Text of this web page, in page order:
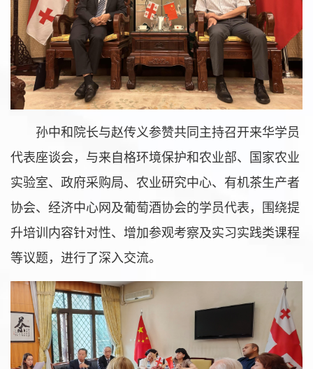
孙中和院长与赵传义参赞共同主持召开来华学员
代表座谈会，与来自格环境保护和农业部、国家农业
实验室、政府采购局、农业研究中心、有机茶生产者
协会、经济中心网及葡萄酒协会的学员代表，围绕提
升培训内容针对性、增加参观考察及实习实践类课程
等议题，进行了深入交流。